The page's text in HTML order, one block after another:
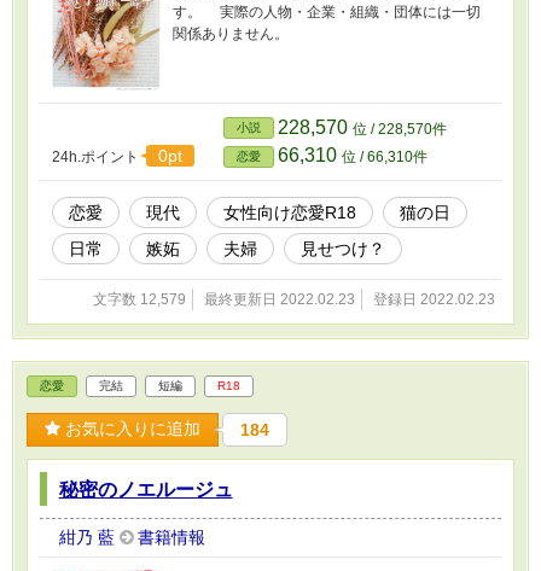
す。 実際の人物・企業・組織・団体には一切
関係ありません。
24h.ポイント 0pt
小説 228,570 位 / 228,570件
恋愛 66,310 位 / 66,310件
恋愛 現代 女性向け恋愛R18
猫の日
日常
嫉妬 夫婦 見せつけ？
文字数 12,579 最終更新日 2022.02.23 登録日 2022.02.23
恋愛 完結 短編 R18
お気に入りに追加 184
秘密のノエルージュ
紺乃 藍 書籍情報